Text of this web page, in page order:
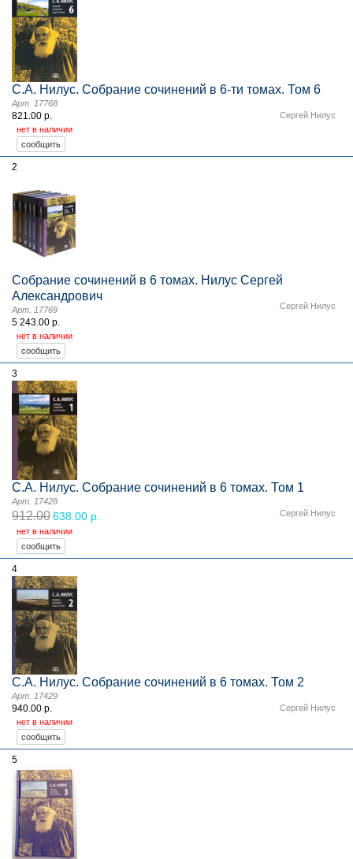
С.А. Нилус. Собрание сочинений в 6-ти томах. Том 6
Сергей Нилус
Арт. 17768
821.00 р.
нет в наличии
2
Собрание сочинений в 6 томах. Нилус Сергей
Александрович
Сергей Нилус
Арт. 17769
5 243.00 р.
нет в наличии
3
С.А. Нилус. Собрание сочинений в 6 томах. Том 1
Сергей Нилус
Арт. 17428
912.00638.00 р.
нет в наличии
4
С.А. Нилус. Собрание сочинений в 6 томах. Том 2
Сергей Нилус
Арт. 17429
940.00 р.
нет в наличии
5